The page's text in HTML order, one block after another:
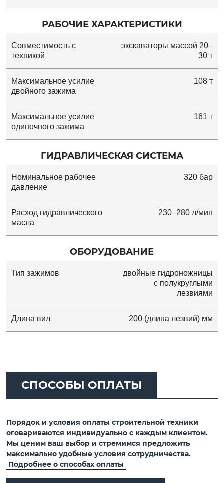
РАБОЧИЕ ХАРАКТЕРИСТИКИ
Совместимость с
техникой
экскаваторы массой 20–
30 т
Максимальное усилие
двойного зажима
108 т
Максимальное усилие
одиночного зажима
161 т
ГИДРАВЛИЧЕСКАЯ СИСТЕМА
Номинальное рабочее
давление
320 бар
Расход гидравлического
масла
230–280 л/мин
ОБОРУДОВАНИЕ
Тип зажимов
двойные гидроножницы
с полукруглыми
лезвиями
Длина вил 200 (длина лезвий) мм
СПОСОБЫ ОПЛАТЫ
Порядок и условия оплаты строительной техники
оговариваются индивидуально с каждым клиентом.
Мы ценим ваш выбор и стремимся предложить
максимально удобные условия сотрудничества.
Подробнее о способах оплаты